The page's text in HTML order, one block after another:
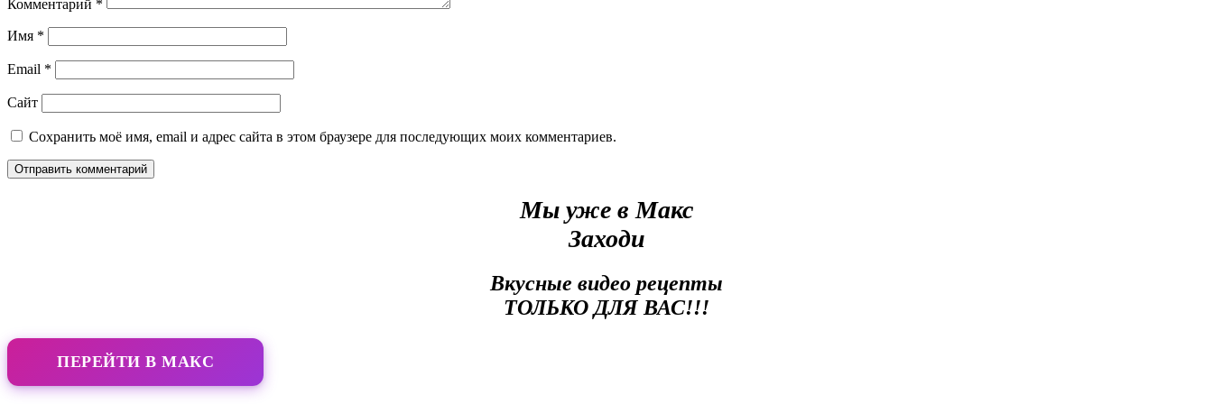
Комментарий *
Имя *
Email *
Сайт
Сохранить моё имя, email и адрес сайта в этом браузере для последующих моих комментариев.
Мы уже в Макс
Заходи
Вкусные видео рецепты
ТОЛЬКО ДЛЯ ВАС!!!
ПЕРЕЙТИ В МАКС